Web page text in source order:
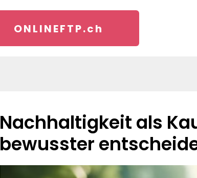
ONLINEFTP.ch
Nachhaltigkeit als Kaufkriterium: Warum Kunden
bewusster